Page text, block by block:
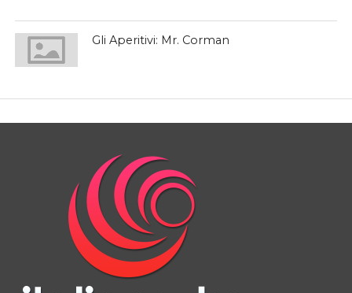
Gli Aperitivi: Mr. Corman